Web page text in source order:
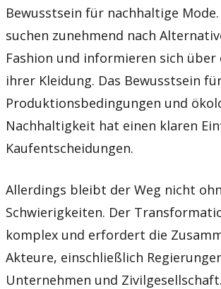
Bewusstsein für nachhaltige
suchen zunehmend nach
Fashion und informieren sich
ihrer Kleidung. Das Bewusstsein
Produktionsbedingungen und
Nachhaltigkeit hat einen klaren
Kaufentscheidungen.
Allerdings bleibt der Weg nicht
Schwierigkeiten. Der
komplex und erfordert die
Akteure, einschließlich
Unternehmen und Zivilgesellschaft.